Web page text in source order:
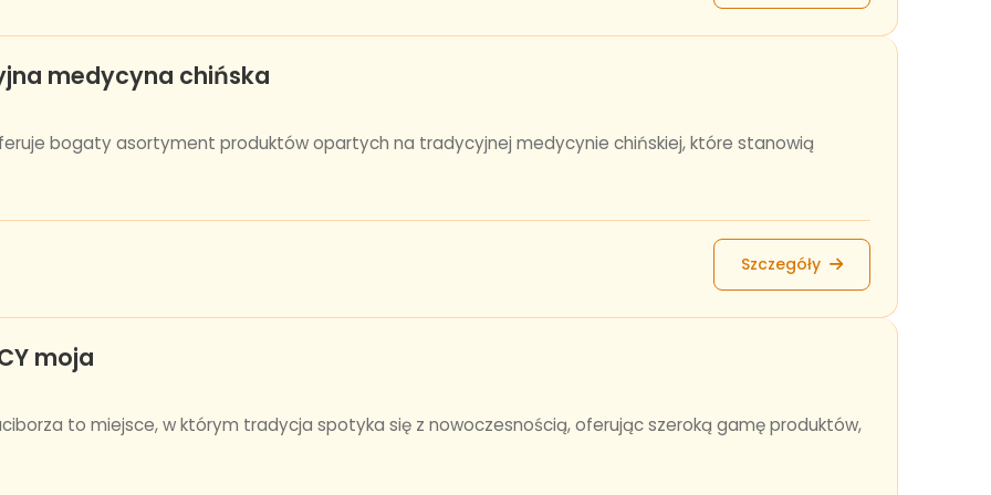
medycyna chińska
bogaty asortyment produktów opartych na tradycyjnej medycynie chińskiej, które stanowią
Szczegóły
moja
to miejsce, w którym tradycja spotyka się z nowoczesnością, oferując szeroką gamę produktów,